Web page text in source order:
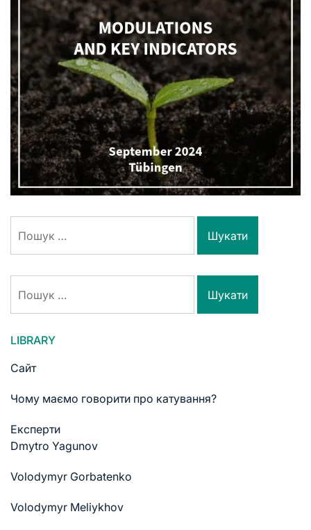
LIBRARY
Сайт
Чому маємо говорити про катування?
Експерти
Dmytro Yagunov
Volodymyr Gorbatenko
Volodymyr Meliykhov